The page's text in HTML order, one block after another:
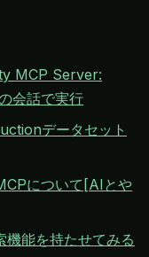
MCP Server:
会話で実行
データセット
について[AIとや
能を持たせてみる